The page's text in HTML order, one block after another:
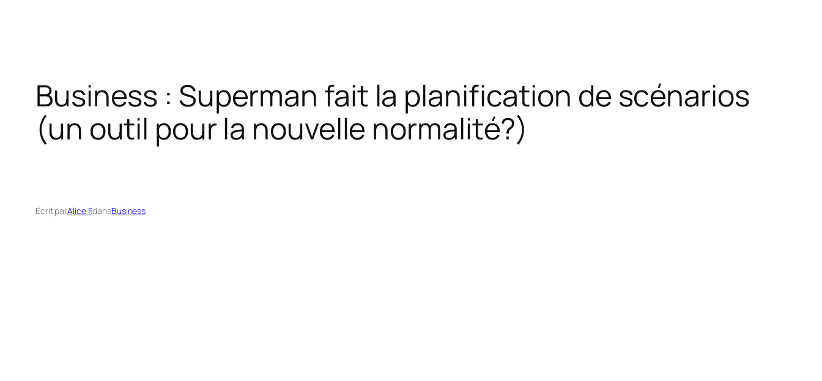
Business : Superman fait la planification de scénarios
(un outil pour la nouvelle normalité?)
Écrit parAlice F.dansBusiness